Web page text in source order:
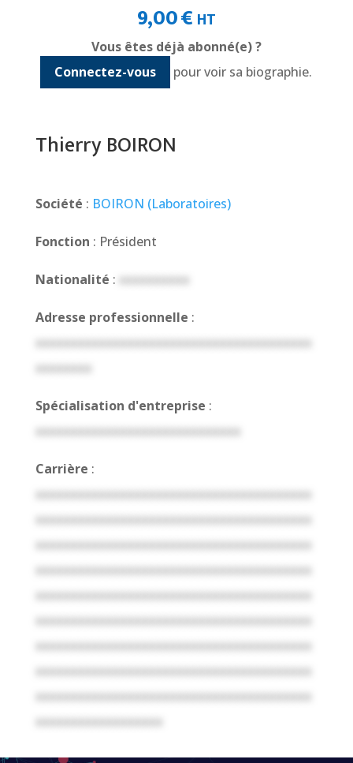
9,00€ HT
Vous êtes déjà abonné(e) ?
Connectez-vous
pour voir sa biographie.
Thierry BOIRON
Société : BOIRON (Laboratoires)
Fonction : Président
Nationalité : xxxxxxxxxx
Adresse professionnelle :
xxxxxxxxxxxxxxxxxxxxxxxxxxxxxxxxxxxxxxx
xxxxxxxx
Spécialisation d'entreprise :
xxxxxxxxxxxxxxxxxxxxxxxxxxxxx
Carrière :
xxxxxxxxxxxxxxxxxxxxxxxxxxxxxxxxxxxxxxx
xxxxxxxxxxxxxxxxxxxxxxxxxxxxxxxxxxxxxxx
xxxxxxxxxxxxxxxxxxxxxxxxxxxxxxxxxxxxxxx
xxxxxxxxxxxxxxxxxxxxxxxxxxxxxxxxxxxxxxx
xxxxxxxxxxxxxxxxxxxxxxxxxxxxxxxxxxxxxxx
xxxxxxxxxxxxxxxxxxxxxxxxxxxxxxxxxxxxxxx
xxxxxxxxxxxxxxxxxxxxxxxxxxxxxxxxxxxxxxx
xxxxxxxxxxxxxxxxxxxxxxxxxxxxxxxxxxxxxxx
xxxxxxxxxxxxxxxxxxxxxxxxxxxxxxxxxxxxxxx
xxxxxxxxxxxxxxxxxx